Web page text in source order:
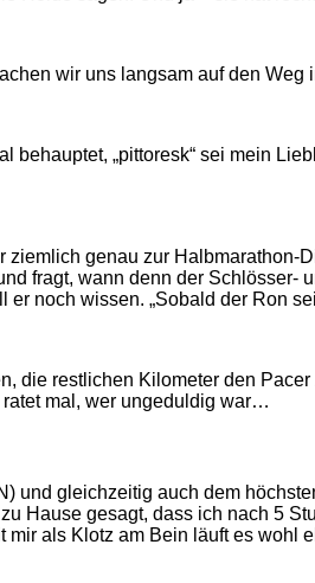
wir uns langsam auf den
behauptet, „pittoresk“ sei mein
genau zur
fragt, wann denn der Schlösser-
noch wissen. „Sobald der Ron
die restlichen Kilometer den
ratet mal, wer ungeduldig war…
und gleichzeitig auch dem
Hause gesagt, dass ich nach 5
als Klotz am Bein läuft es